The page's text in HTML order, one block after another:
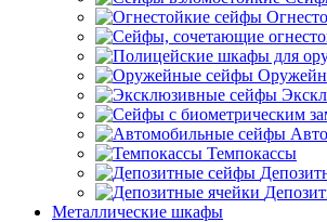
Темпокассы
Металлические шкафы